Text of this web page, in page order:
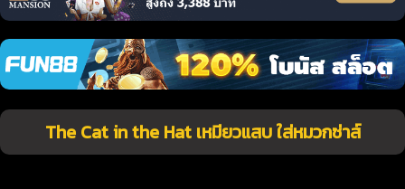
The Cat in the Hat เหมียวแสบ ใส่หมวกซ่าส์